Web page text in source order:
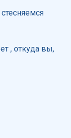
, откуда вы,